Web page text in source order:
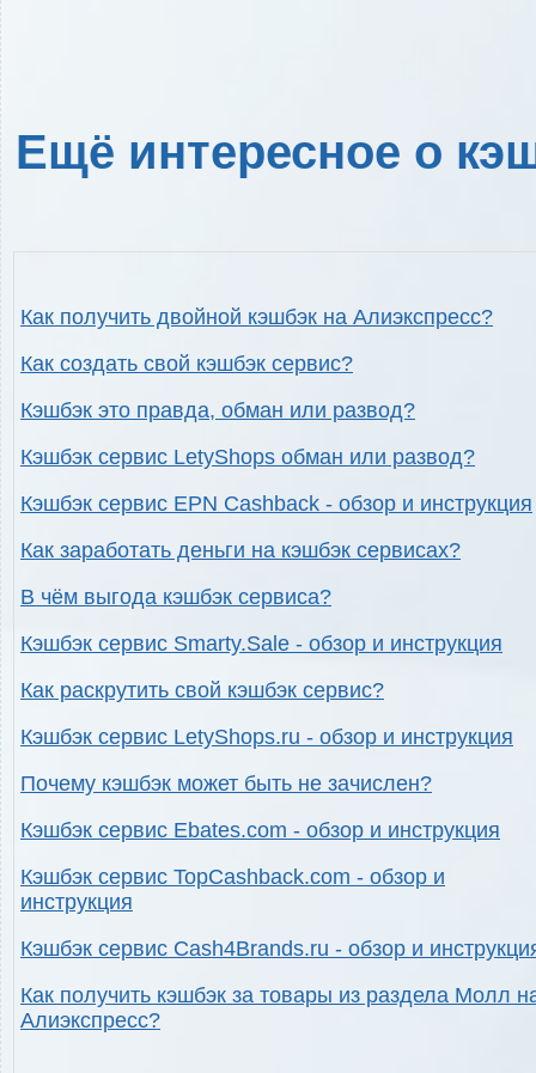
Ещё интересное о
Как получить двойной кэшбэк на Алиэкспресс?
Как создать свой кэшбэк сервис?
Кэшбэк это правда, обман или развод?
Кэшбэк сервис LetyShops обман или развод?
Кэшбэк сервис EPN Cashback - обзор и инструкция
Как заработать деньги на кэшбэк сервисах?
В чём выгода кэшбэк сервиса?
Кэшбэк сервис Smarty.Sale - обзор и инструкция
Как раскрутить свой кэшбэк сервис?
Кэшбэк сервис LetyShops.ru - обзор и инструкция
Почему кэшбэк может быть не зачислен?
Кэшбэк сервис Ebates.com - обзор и инструкция
Кэшбэк сервис TopCashback.com - обзор и
инструкция
Кэшбэк сервис Cash4Brands.ru - обзор и
Как получить кэшбэк за товары из раздела Молл
Алиэкспресс?